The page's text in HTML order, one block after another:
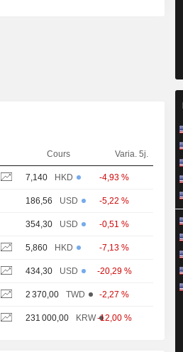
Cours Varia. 5j.
7,140 HKD -4,93 %
186,56 USD -5,22 %
354,30 USD -0,51 %
5,860 HKD -7,13 %
434,30 USD -20,29 %
2 370,00 TWD -2,27 %
231 000,00 KRW-12,00 %